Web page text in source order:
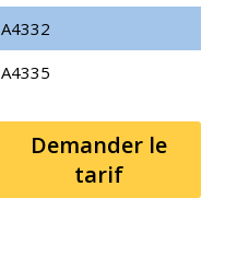
A4332
A4335
Demander le
tarif